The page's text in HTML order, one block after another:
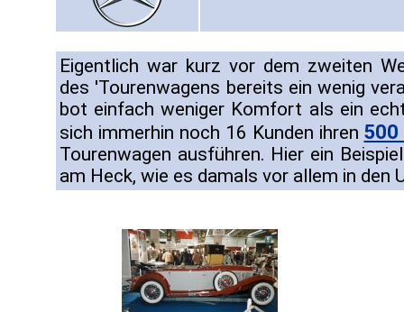
Eigentlich war kurz vor dem zweiten
des 'Tourenwagens bereits ein wenig
bot einfach weniger Komfort als ein
sich immerhin noch 16 Kunden ihren 500
Tourenwagen ausführen. Hier ein
am Heck, wie es damals vor allem in den